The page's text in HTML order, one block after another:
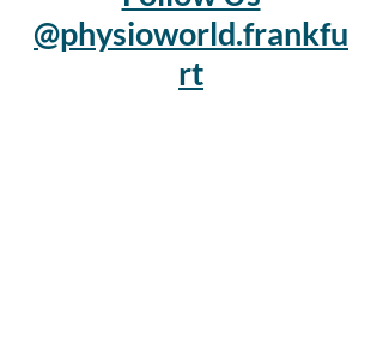
@physioworld.frankfu
rt